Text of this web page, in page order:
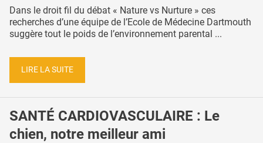
Dans le droit fil du débat « Nature vs Nurture » ces
recherches d’une équipe de l’Ecole de Médecine Dartmouth
suggère tout le poids de l’environnement parental ...
LIRE LA SUITE
SANTÉ CARDIOVASCULAIRE : Le
chien, notre meilleur ami